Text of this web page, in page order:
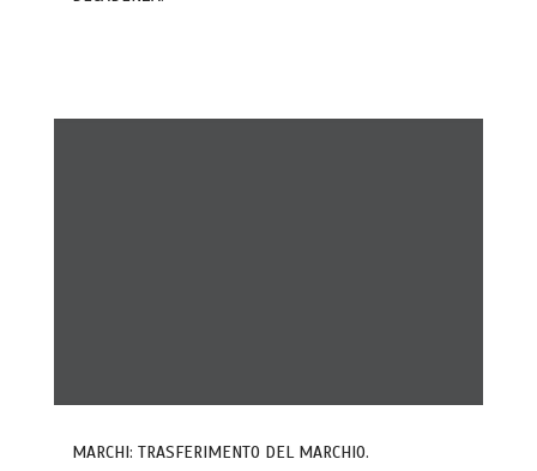
MARCHI: TRASFERIMENTO DEL MARCHIO.